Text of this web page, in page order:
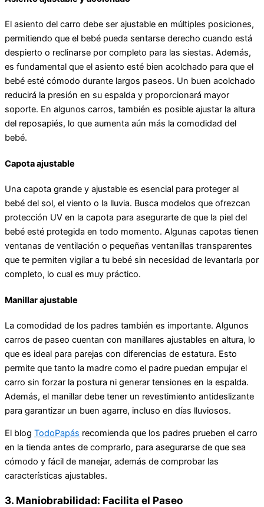
El asiento del carro debe ser ajustable en múltiples posiciones,
permitiendo que el bebé pueda sentarse derecho cuando está
despierto o reclinarse por completo para las siestas. Además,
es fundamental que el asiento esté bien acolchado para que el
bebé esté cómodo durante largos paseos. Un buen acolchado
reducirá la presión en su espalda y proporcionará mayor
soporte. En algunos carros, también es posible ajustar la altura
del reposapiés, lo que aumenta aún más la comodidad del
bebé.
Capota ajustable
Una capota grande y ajustable es esencial para proteger al
bebé del sol, el viento o la lluvia. Busca modelos que ofrezcan
protección UV en la capota para asegurarte de que la piel del
bebé esté protegida en todo momento. Algunas capotas tienen
ventanas de ventilación o pequeñas ventanillas transparentes
que te permiten vigilar a tu bebé sin necesidad de levantarla por
completo, lo cual es muy práctico.
Manillar ajustable
La comodidad de los padres también es importante. Algunos
carros de paseo cuentan con manillares ajustables en altura, lo
que es ideal para parejas con diferencias de estatura. Esto
permite que tanto la madre como el padre puedan empujar el
carro sin forzar la postura ni generar tensiones en la espalda.
Además, el manillar debe tener un revestimiento antideslizante
para garantizar un buen agarre, incluso en días lluviosos.
El blog TodoPapás recomienda que los padres prueben el carro
en la tienda antes de comprarlo, para asegurarse de que sea
cómodo y fácil de manejar, además de comprobar las
características ajustables.
3. Maniobrabilidad: Facilita el Paseo